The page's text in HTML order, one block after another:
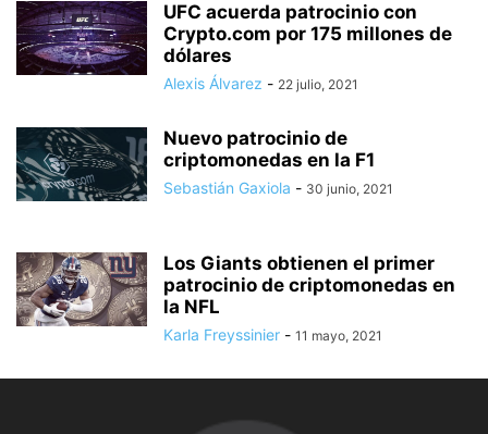
UFC acuerda patrocinio con
Crypto.com por 175 millones de
dólares
Alexis Álvarez - 22 julio, 2021
Nuevo patrocinio de
criptomonedas en la F1
Sebastián Gaxiola - 30 junio, 2021
Los Giants obtienen el primer
patrocinio de criptomonedas en
la NFL
Karla Freyssinier - 11 mayo, 2021